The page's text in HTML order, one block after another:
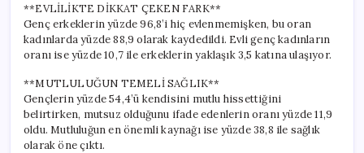
**EVLİLİKTE DİKKAT ÇEKEN FARK**
Genç erkeklerin yüzde 96,8’i hiç evlenmemişken, bu oran
kadınlarda yüzde 88,9 olarak kaydedildi. Evli genç kadınların
oranı ise yüzde 10,7 ile erkeklerin yaklaşık 3,5 katına ulaşıyor.
**MUTLULUĞUN TEMELİ SAĞLIK**
Gençlerin yüzde 54,4’ü kendisini mutlu hissettiğini
belirtirken, mutsuz olduğunu ifade edenlerin oranı yüzde 11,9
oldu. Mutluluğun en önemli kaynağı ise yüzde 38,8 ile sağlık
olarak öne çıktı.